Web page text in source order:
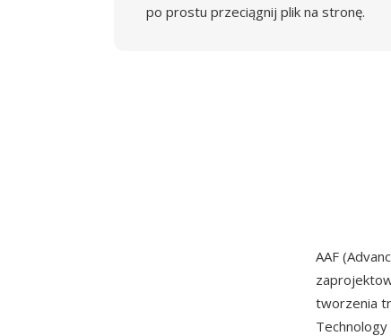
po prostu przeciągnij plik na stronę.
AAF
tworzenia